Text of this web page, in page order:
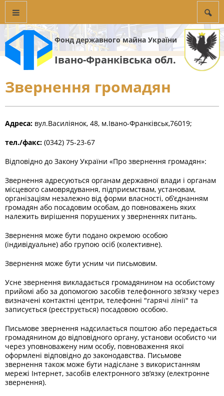
Фонд державного майна України
Івано-Франківська обл.
Звернення громадян
Адреса: вул.Василіянок, 48, м.Івано-Франківськ,76019;
тел./факс: (0342) 75-23-67
Відповідно до Закону України «Про звернення громадян»:
Звернення адресуються органам державної влади і органам
місцевого самоврядування, підприємствам, установам,
організаціям незалежно від форми власності, об’єднанням
громадян або посадовим особам, до повноважень яких
належить вирішення порушених у зверненнях питань.
Звернення може бути подано окремою особою
(індивідуальне) або групою осіб (колективне).
Звернення може бути усним чи письмовим.
Усне звернення викладається громадянином на особистому
прийомі або за допомогою засобів телефонного зв’язку через
визначені контактні центри, телефонні "гарячі лінії" та
записується (реєструється) посадовою особою.
Письмове звернення надсилається поштою або передається
громадянином до відповідного органу, установи особисто чи
через уповноважену ним особу, повноваження якої
оформлені відповідно до законодавства. Письмове
звернення також може бути надіслане з використанням
мережі Інтернет, засобів електронного зв’язку (електронне
звернення).